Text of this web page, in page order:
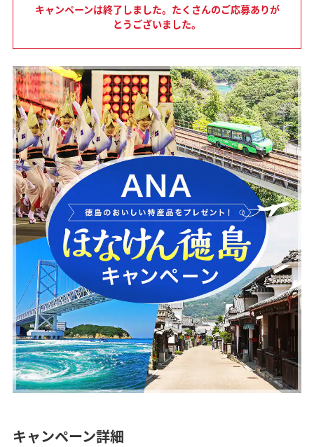
キャンペーンは終了しました。たくさんのご応募ありが
とうございました。
キャンペーン詳細